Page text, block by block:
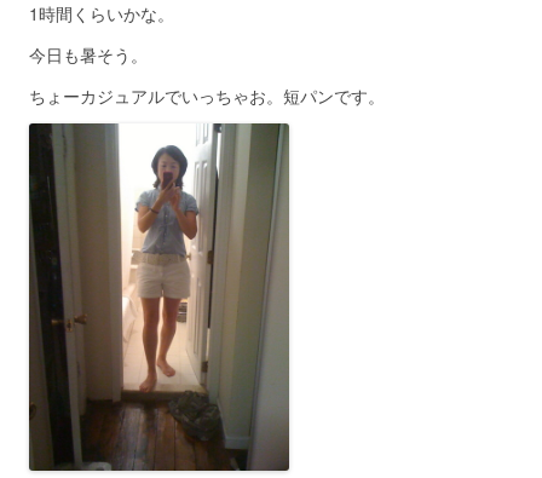
1時間くらいかな。
今日も暑そう。
ちょーカジュアルでいっちゃお。短パンです。